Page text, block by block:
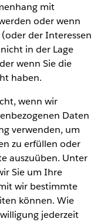
mit
oder wenn
der Interessen
in der Lage
wenn Sie die
haben.
wenn wir
Daten
verwenden, um
zu erfüllen oder
auszuüben. Unter
Sie um Ihre
wir bestimmte
können. Wie
jederzeit